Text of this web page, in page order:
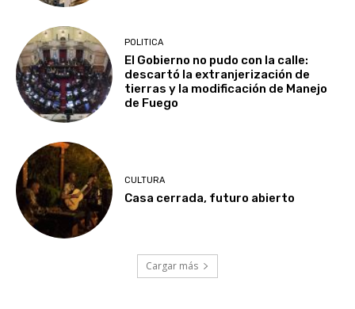
POLITICA
El Gobierno no pudo con la calle:
descartó la extranjerización de
tierras y la modificación de Manejo
de Fuego
CULTURA
Casa cerrada, futuro abierto
Cargar más